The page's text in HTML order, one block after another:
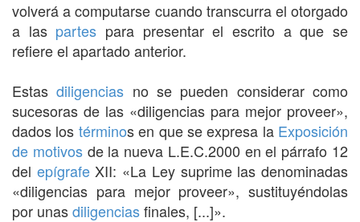
volverá a computarse cuando transcurra el otorgado
a las partes para presentar el escrito a que se
refiere el apartado anterior.
Estasdiligencias no se pueden considerar como
sucesoras de las «diligencias para mejor proveer»,
dados los términos en que se expresa la Exposición
de motivosde la nueva L.E.C.2000 en el párrafo 12
del epígrafeXII: «La Ley suprime las denominadas
«diligencias para mejor proveer», sustituyéndolas
por unasdiligenciasfinales, [...]».